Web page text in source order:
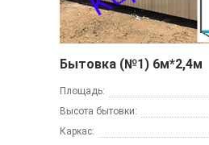
Бытовка (№1) 6м*2,4м
Площадь:
Высота бытовки:
Каркас: